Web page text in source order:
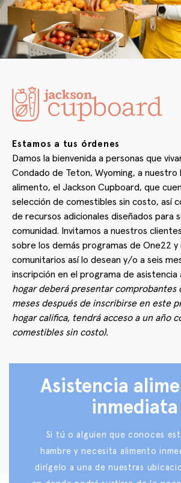
Estamos a tus órdenes
Damos la bienvenida a personas que
Condado de Teton, Wyoming, a nuestro
alimento, el Jackson Cupboard, que
selección de comestibles sin costo, así
de recursos adicionales diseñados para
comunidad. Invitamos a nuestros
sobre los demás programas de One22 y
comunitarios así lo desean y/o a seis
inscripción en el programa de asistencia
hogar deberá presentar comprobantes
meses después de inscribirse en este
hogar califica, tendrá acceso a un año
comestibles sin costo).
Asistencia
inmediata
Si tú o alguien que conoces
hambre y necesita alimento
dirígelo a una de nuestras